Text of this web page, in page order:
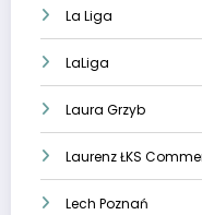
La Liga
LaLiga
Laura Grzyb
Laurenz ŁKS
Lech Poznań